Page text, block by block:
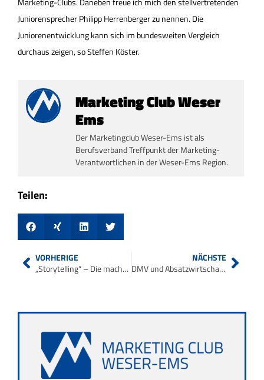
Juniorensprecher Philipp Herrenberger zu nennen. Die
Juniorenentwicklung kann sich im bundesweiten Vergleich
durchaus zeigen, so Steffen Köster.
Marketing Club Weser
Ems
Der Marketingclub Weser-Ems ist als
Berufsverband Treffpunkt der Marketing-
Verantwortlichen in der Weser-Ems Region.
Teilen:
VORHERIGE
„Storytelling“ – Die macht der guten Geschichten
NÄCHSTE
DMV und Absatzwirtschaft verleihen Marken-Award 2013